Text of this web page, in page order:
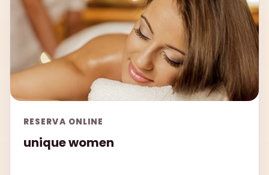
RESERVA ONLINE
unique women